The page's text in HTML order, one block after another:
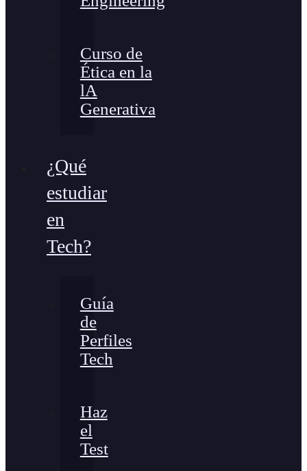
Curso de
Ética en la
lA
Generativa
¿Qué
estudiar
en
Tech?
Guía
de
Perfiles
Tech
Haz
el
Test